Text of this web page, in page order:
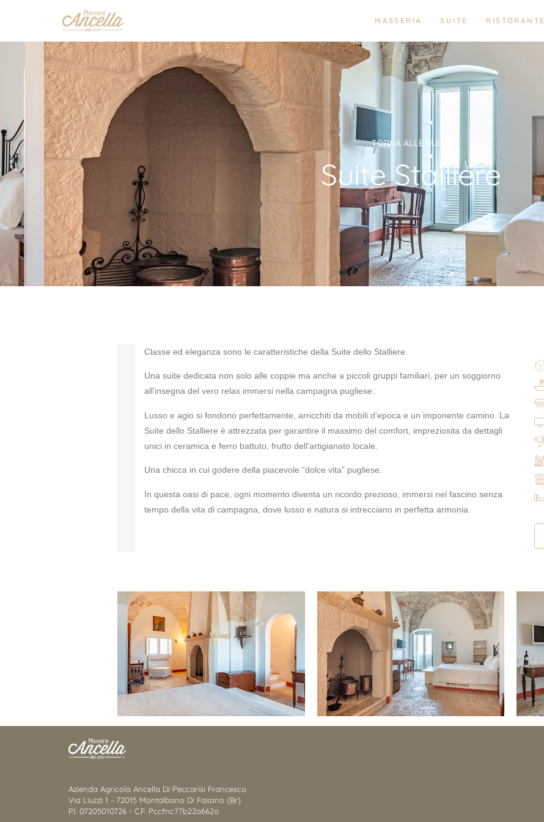
MASSERIA SUITE RISTORANTE
TORNA ALLE SUITE
Suite Stalliere
Classe ed eleganza sono le caratteristiche della Suite dello Stalliere.
Una suite dedicata non solo alle coppie ma anche a piccoli gruppi familiari, per un soggiorno
all’insegna del vero relax immersi nella campagna pugliese.
Lusso e agio si fondono perfettamente, arricchiti da mobili d’epoca e un imponente camino. La
Suite dello Stalliere è attrezzata per garantire il massimo del comfort, impreziosita da dettagli
unici in ceramica e ferro battuto, frutto dell’artigianato locale.
Una chicca in cui godere della piacevole “dolce vita” pugliese.
In questa oasi di pace, ogni momento diventa un ricordo prezioso, immersi nel fascino senza
tempo della vita di campagna, dove lusso e natura si intrecciano in perfetta armonia.
Azienda Agricola Ancella Di Peccarisi Francesco
Via Liuzzi 1 - 72015 Montalbano Di Fasano (Br)
P.I. 07205010726 - C.F. Pccfnc77b22a662o